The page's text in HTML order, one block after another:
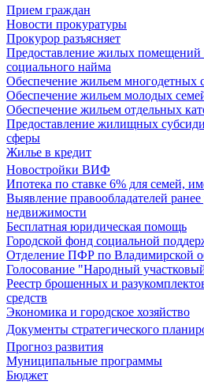
Прием граждан
Новости прокуратуры
Прокурор разъясняет
Предоставление жилых помещений
социального найма
Обеспечение жильем многодетных
Обеспечение жильем молодых
Обеспечение жильем отдельных
Предоставление жилищных
сферы
Жилье в кредит
Новостройки ВИФ
Ипотека по ставке 6% для семей,
Выявление правообладателей
недвижимости
Бесплатная юридическая помощь
Городской фонд социальной
Отделение ПФР по Владимирской
Голосование "Народный
Реестр брошенных и
средств
Экономика и городское хозяйство
Документы стратегического
Прогноз развития
Муниципальные программы
Бюджет